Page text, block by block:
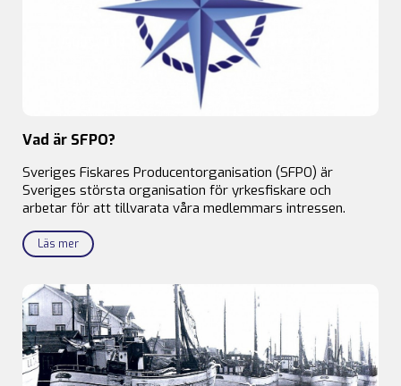
Vad är SFPO?
Sveriges Fiskares Producentorganisation (SFPO) är
Sveriges största organisation för yrkesfiskare och
arbetar för att tillvarata våra medlemmars intressen.
Läs mer